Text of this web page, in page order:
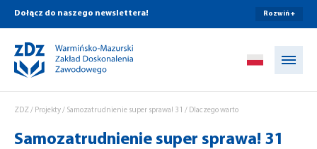
Dołącz do naszego newslettera! Rozwiń +
ZDZ/ Projekty/ Samozatrudnienie super sprawa! 31 / Dlaczego warto
Samozatrudnienie super sprawa! 31